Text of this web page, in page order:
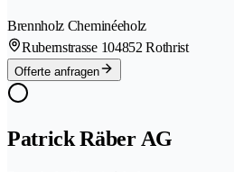
Brennholz Cheminéeholz
Rubernstrasse 104852 Rothrist
Offerte anfragen
Patrick Räber AG